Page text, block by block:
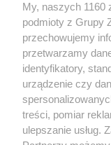
Żaden utwór
rozpowszechniany lub
tym także
eksploatacji w
Internecie bez
wykorzystanie utworów
tzn. bez właściwej
ścigane prawnie.
My, naszych 1160
podmioty z Grupy
przechowujemy
przetwarzamy
identyfikatory,
urządzenie czy
treści, pomiar
ulepszanie usług.